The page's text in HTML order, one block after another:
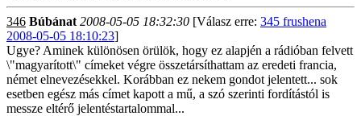
346 Búbánat 2008-05-05 18:32:30 [Válasz erre: 345 frushena
2008-05-05 18:10:23]
Ugye? Aminek különösen örülök, hogy ez alapjén a rádióban felvett
\"magyarított\" címeket végre összetársíthattam az eredeti francia,
német elnevezésekkel. Korábban ez nekem gondot jelentett... sok
esetben egész más címet kapott a mű, a szó szerinti fordítástól is
messze eltérő jelentéstartalommal...